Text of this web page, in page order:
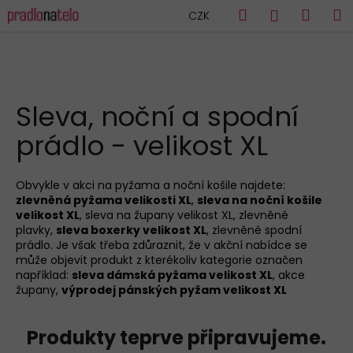
na
CZK Hledat
Sleva, noční a spodní
prádlo - velikost XL
Obvykle v akci na pyžama a noční košile najdete:
zlevněná pyžama velikosti XL, sleva na noční košile
velikost XL, sleva na župany velikost XL, zlevněné
plavky, sleva boxerky velikost XL, zlevněné spodní
prádlo. Je však třeba zdůraznit, že v akční nabídce se
může objevit produkt z kterékoliv kategorie označen
například: sleva dámská pyžama velikost XL, akce
župany, výprodej pánských pyžam velikost XL
Produkty teprve připravujeme.
K
o
o
p
o
t
ř
e
b
u
j
e